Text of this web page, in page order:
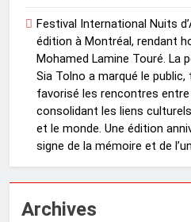
Festival International Nuits
édition à Montréal, rendant
Mohamed Lamine Touré. La
Sia Tolno a marqué le
favorisé les rencontres
consolidant les liens
et le monde. Une édition
signe de la mémoire et de
Archives